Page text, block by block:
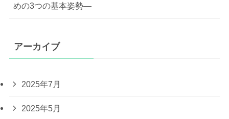
めの3つの基本姿勢—
アーカイブ
2025年7月
2025年5月